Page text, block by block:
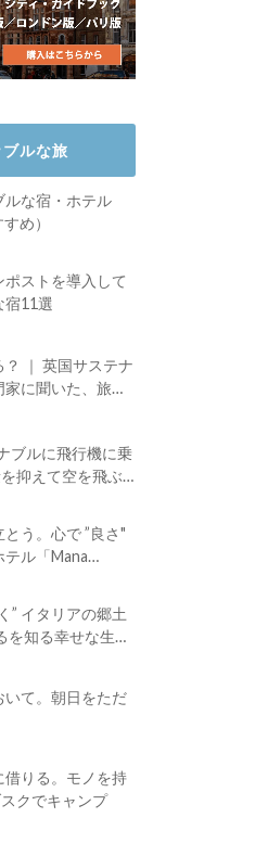
ルな旅
ルな宿・ホテル
め）
ストを導入して
宿11選
ナ
に聞いた、旅の
ブルに飛行機に乗
抑えて空を飛ぶ
う。心で ”良さ"
ル「Mana
” イタリアの郷土
を知る幸せな生き
て。朝日をただ
りる。モノを持
クでキャンプ